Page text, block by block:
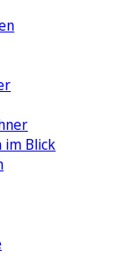
im Blick